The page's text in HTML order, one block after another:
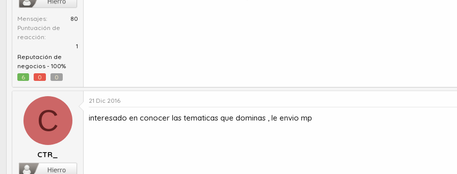
Mensajes
80
Puntuación de
reacción
1
Reputación de
negocios - 100%
6
0 0
C
CTR_
21 Dic 2016
interesado en conocer las tematicas que dominas , le envio mp